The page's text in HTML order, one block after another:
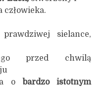
człowieka.
sielance,
przed chwilą
o
bardzo istotnym